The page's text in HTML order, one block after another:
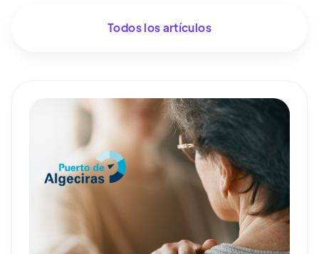
Todos los artículos